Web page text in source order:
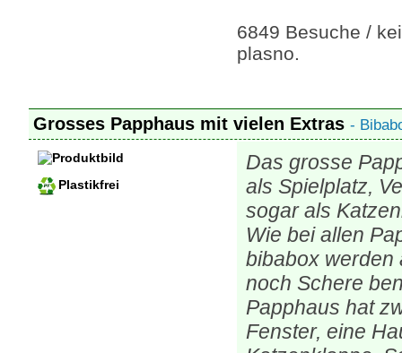
6849 Besuche /
plasno.
Grosses Papphaus mit vielen Extras -
Plastikfrei
Das grosse
als Spielplatz,
sogar als
Wie bei allen
bibabox werden
noch Schere
Papphaus hat
Fenster, eine